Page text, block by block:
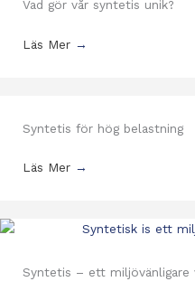
Vad gör vår syntetis unik?
Läs Mer →
Syntetis för hög belastning
Läs Mer →
Syntetis – ett miljövänligare